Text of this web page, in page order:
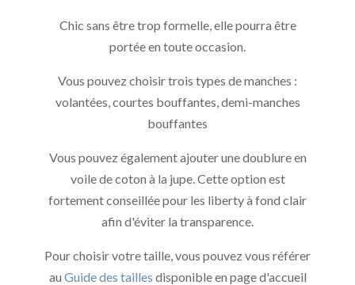
Chic sans être trop formelle, elle pourra être
portée en toute occasion.
Vous pouvez choisir trois types de manches :
volantées, courtes bouffantes, demi-manches
bouffantes
Vous pouvez également ajouter une doublure en
voile de coton à la jupe. Cette option est
fortement conseillée pour les liberty à fond clair
afin d'éviter la transparence.
Pour choisir votre taille, vous pouvez vous référer
au Guide des tailles disponible en page d'accueil